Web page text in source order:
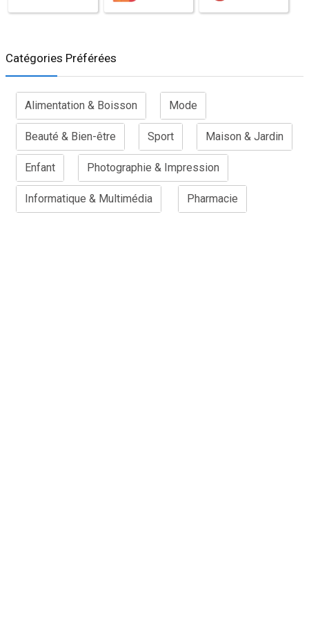
Catégories Préférées
Alimentation & Boisson Mode
Beauté & Bien-être Sport Maison & Jardin
Enfant Photographie & Impression
Informatique & Multimédia Pharmacie